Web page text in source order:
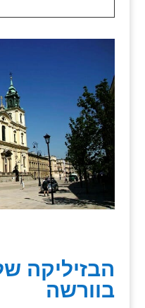
הבזיליקה
בוורשה